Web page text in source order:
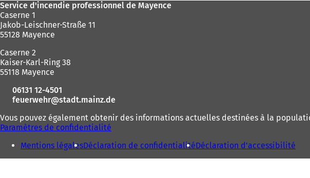
Service d'incendie professionnel de Mayence
Caserne 1
Jakob-Leischner-Straße 11
55128 Mayence
Caserne 2
Kaiser-Karl-Ring 38
55118 Mayence
06131 12-4501
feuerwehr
stadt.mainz de
Vous pouvez également obtenir des informations actuelles destinées à la
Paramètres de confidentialité
Mentions légalesDéclaration de confidentialitéDéclaration d'accessibilité